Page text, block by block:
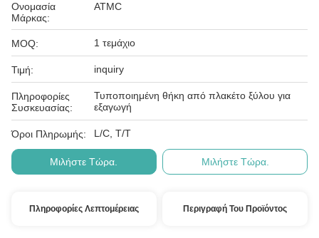
Ονομασία
Μάρκας:
ATMC
MOQ: 1 τεμάχιο
Τιμή: inquiry
Πληροφορίες
Συσκευασίας:
Τυποποιημένη θήκη από πλακέτο ξύλου για
εξαγωγή
Όροι Πληρωμής: L/C, T/T
Μιλήστε Τώρα. Μιλήστε Τώρα.
Πληροφορίες Λεπτομέρειας Περιγραφή Του Προϊόντος